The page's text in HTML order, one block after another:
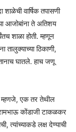
वार्षिक तपासणी
आजोबांना ते अतिशय
शाळा होती. म्हणून
तालुक्याच्या ठिकाणी,
घातले. हाच जणू
म्हणजे, एक तर तेथील
कोंडाजी टाकळकर
त्यांच्याकडे लक्ष देण्याची